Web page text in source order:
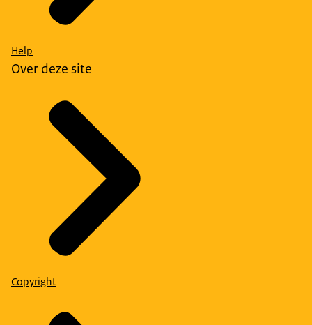
Help
Over deze site
Copyright